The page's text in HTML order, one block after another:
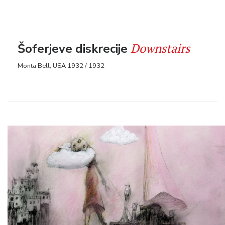
Šoferjeve diskrecije Downstairs
Monta Bell, USA 1932 / 1932